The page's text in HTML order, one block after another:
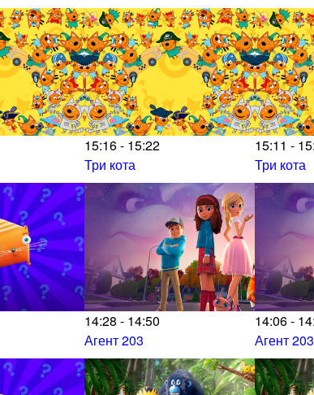
15:16 - 15:22
Три кота
15:11 -
Три кота
14:28 - 14:50
Агент 203
14:06 -
Агент 203